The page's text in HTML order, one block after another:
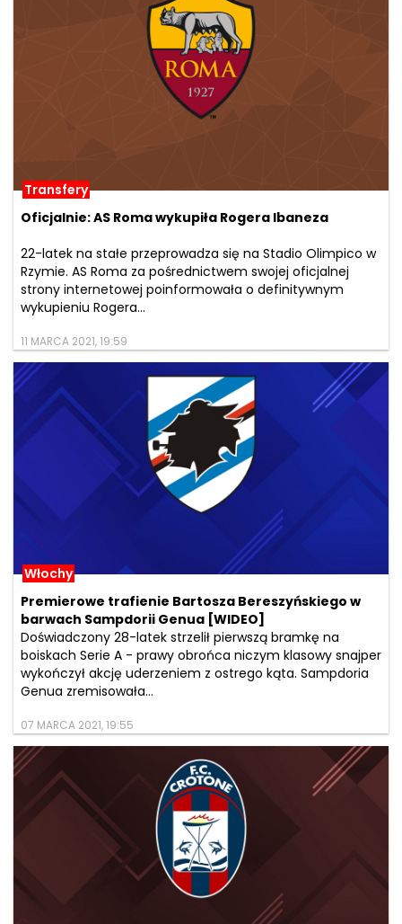
Transfery
Oficjalnie: AS Roma wykupiła Rogera Ibaneza
22-latek na stałe przeprowadza się na Stadio Olimpico w
Rzymie. AS Roma za pośrednictwem swojej oficjalnej
strony internetowej poinformowała o definitywnym
wykupieniu Rogera...
11 MARCA 2021, 19:59
Włochy
Premierowe trafienie Bartosza Bereszyńskiego w
barwach Sampdorii Genua [WIDEO]
Doświadczony 28-latek strzelił pierwszą bramkę na
boiskach Serie A - prawy obrońca niczym klasowy snajper
wykończył akcję uderzeniem z ostrego kąta. Sampdoria
Genua zremisowała...
07 MARCA 2021, 19:55